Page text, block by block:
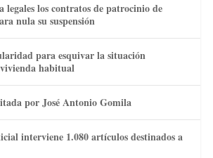
legales los contratos de patrocinio de
nula su suspensión
para esquivar la situación
habitual
por José Antonio Gomila
interviene 1.080 artículos destinados a